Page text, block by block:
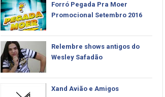
Forró Pegada Pra Moer
Promocional Setembro 2016
Relembre shows antigos do
Wesley Safadão
Xand Avião e Amigos